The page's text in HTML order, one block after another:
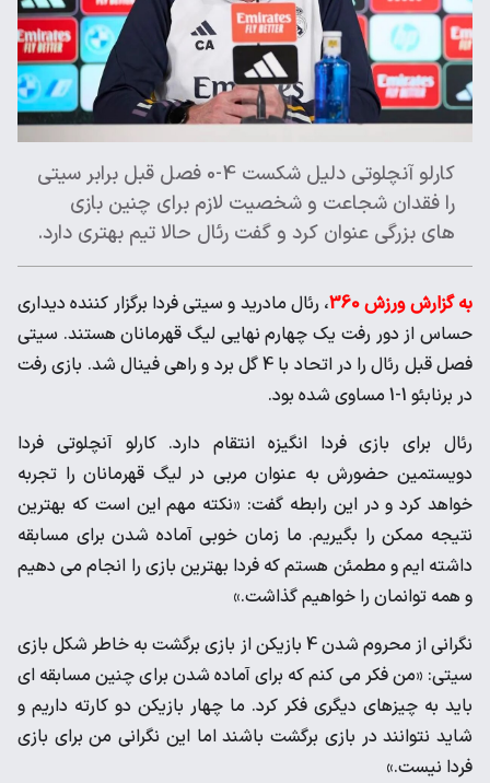
کارلو آنچلوتی دلیل شکست 4-0 فصل قبل برابر سیتی
را فقدان شجاعت و شخصیت لازم برای چنین بازی
های بزرگی عنوان کرد و گفت رئال حالا تیم بهتری دارد.
به گزارش ورزش 360
، رئال مادرید و سیتی فردا برگزار کننده دیداری
حساس از دور رفت یک چهارم نهایی لیگ قهرمانان هستند. سیتی
فصل قبل رئال را در اتحاد با 4 گل برد و راهی فینال شد. بازی رفت
در برنابئو 1-1 مساوی شده بود.
رئال برای بازی فردا انگیزه انتقام دارد. کارلو آنچلوتی فردا
دویستمین حضورش به عنوان مربی در لیگ قهرمانان را تجربه
خواهد کرد و در این رابطه گفت: «نکته مهم این است که بهترین
نتیجه ممکن را بگیریم. ما زمان خوبی آماده شدن برای مسابقه
داشته ایم و مطمئن هستم که فردا بهترین بازی را انجام می دهیم
و همه توانمان را خواهیم گذاشت.»
نگرانی از محروم شدن 4 بازیکن از بازی برگشت به خاطر شکل بازی
سیتی: «من فکر می کنم که برای آماده شدن برای چنین مسابقه ای
باید به چیزهای دیگری فکر کرد. ما چهار بازیکن دو کارته داریم و
شاید نتوانند در بازی برگشت باشند اما این نگرانی من برای بازی
فردا نیست.»